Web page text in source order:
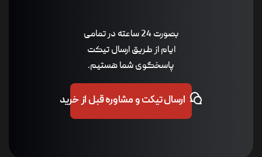
بصورت 24 ساعته در تمامی
ایام از طریق ارسال تیکت
پاسخگوی شما هستیم.
ارسال تیکت و مشاوره قبل از خرید